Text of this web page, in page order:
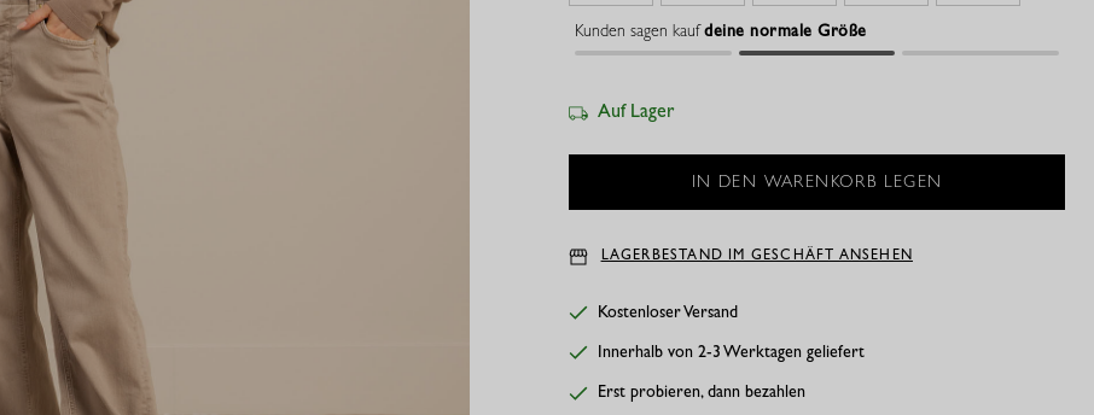
Kunden sagen kaufdeine normale Größe
Auf Lager
LAGERBESTAND IM GESCHÄFT ANSEHEN
Kostenloser Versand
Innerhalb von 2-3 Werktagen geliefert
Erst probieren, dann bezahlen